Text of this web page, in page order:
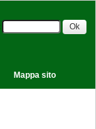
Mappa sito